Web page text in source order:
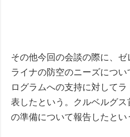
その他今回の会談の際に、ゼ
ライナの防空のニーズにつ
ログラムへの支持に対して
表したという。クルベルグ
の準備について報告したとい